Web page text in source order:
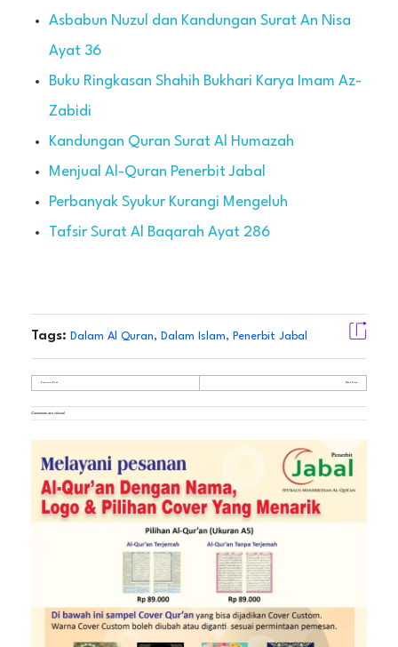
Asbabun Nuzul dan Kandungan Surat An Nisa
Ayat 36
Buku Ringkasan Shahih Bukhari Karya Imam Az-
Zabidi
Kandungan Quran Surat Al Humazah
Menjual Al-Quran Penerbit Jabal
Perbanyak Syukur Kurangi Mengeluh
Tafsir Surat Al Baqarah Ayat 286
Tags: Dalam Al Quran, Dalam Islam, Penerbit Jabal
Previous Post Next Post
Comments are closed.